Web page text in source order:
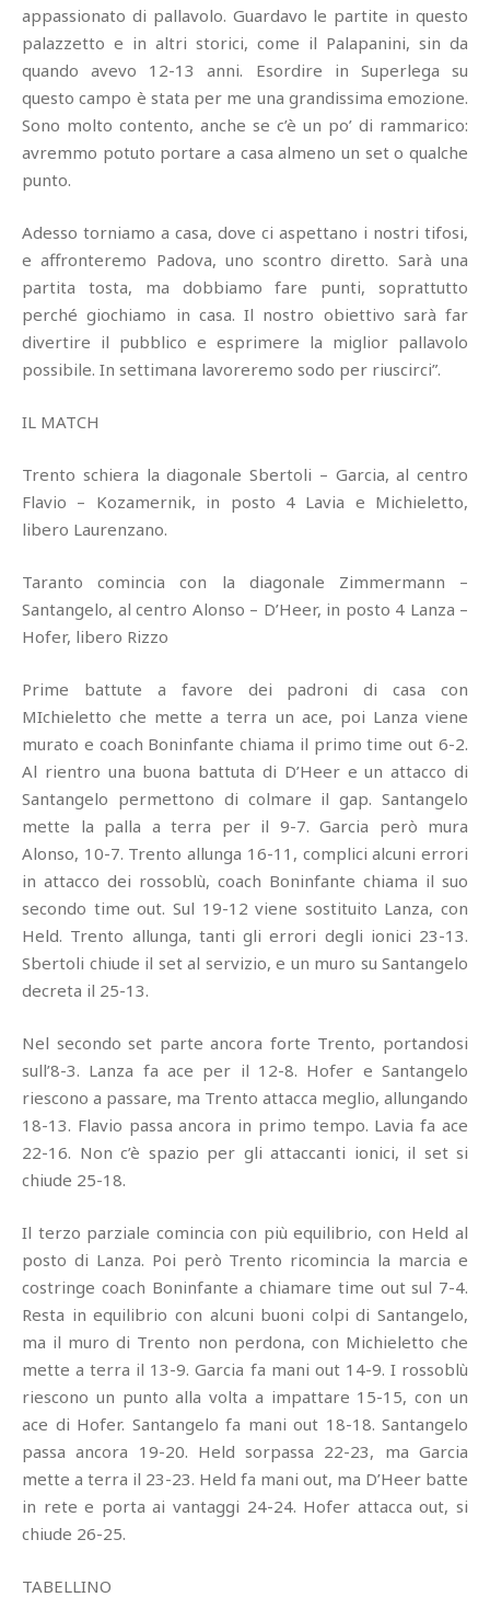
appassionato di pallavolo. Guardavo le partite in questo
palazzetto e in altri storici, come il Palapanini, sin da
quando avevo 12-13 anni. Esordire in Superlega su
questo campo è stata per me una grandissima emozione.
Sono molto contento, anche se c’è un po’ di rammarico:
avremmo potuto portare a casa almeno un set o qualche
punto.
Adesso torniamo a casa, dove ci aspettano i nostri tifosi,
e affronteremo Padova, uno scontro diretto. Sarà una
partita tosta, ma dobbiamo fare punti, soprattutto
perché giochiamo in casa. Il nostro obiettivo sarà far
divertire il pubblico e esprimere la miglior pallavolo
possibile. In settimana lavoreremo sodo per riuscirci”.
IL MATCH
Trento schiera la diagonale Sbertoli – Garcia, al centro
Flavio – Kozamernik, in posto 4 Lavia e Michieletto,
libero Laurenzano.
Taranto comincia con la diagonale Zimmermann –
Santangelo, al centro Alonso – D’Heer, in posto 4 Lanza –
Hofer, libero Rizzo
Prime battute a favore dei padroni di casa con
MIchieletto che mette a terra un ace, poi Lanza viene
murato e coach Boninfante chiama il primo time out 6-2.
Al rientro una buona battuta di D’Heer e un attacco di
Santangelo permettono di colmare il gap. Santangelo
mette la palla a terra per il 9-7. Garcia però mura
Alonso, 10-7. Trento allunga 16-11, complici alcuni errori
in attacco dei rossoblù, coach Boninfante chiama il suo
secondo time out. Sul 19-12 viene sostituito Lanza, con
Held. Trento allunga, tanti gli errori degli ionici 23-13.
Sbertoli chiude il set al servizio, e un muro su Santangelo
decreta il 25-13.
Nel secondo set parte ancora forte Trento, portandosi
sull’8-3. Lanza fa ace per il 12-8. Hofer e Santangelo
riescono a passare, ma Trento attacca meglio, allungando
18-13. Flavio passa ancora in primo tempo. Lavia fa ace
22-16. Non c’è spazio per gli attaccanti ionici, il set si
chiude 25-18.
Il terzo parziale comincia con più equilibrio, con Held al
posto di Lanza. Poi però Trento ricomincia la marcia e
costringe coach Boninfante a chiamare time out sul 7-4.
Resta in equilibrio con alcuni buoni colpi di Santangelo,
ma il muro di Trento non perdona, con Michieletto che
mette a terra il 13-9. Garcia fa mani out 14-9. I rossoblù
riescono un punto alla volta a impattare 15-15, con un
ace di Hofer. Santangelo fa mani out 18-18. Santangelo
passa ancora 19-20. Held sorpassa 22-23, ma Garcia
mette a terra il 23-23. Held fa mani out, ma D’Heer batte
in rete e porta ai vantaggi 24-24. Hofer attacca out, si
chiude 26-25.
TABELLINO